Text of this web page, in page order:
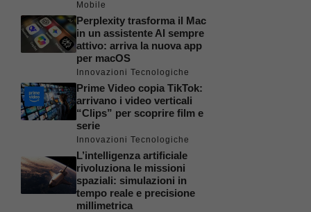
Mobile
Perplexity trasforma il Mac
in un assistente AI sempre
attivo: arriva la nuova app
per macOS
Innovazioni Tecnologiche
Prime Video copia TikTok:
arrivano i video verticali
“Clips” per scoprire film e
serie
Innovazioni Tecnologiche
L’intelligenza artificiale
rivoluziona le missioni
spaziali: simulazioni in
tempo reale e precisione
millimetrica